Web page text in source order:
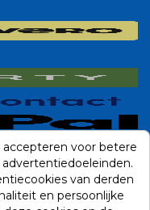
voor betere
van derden
en persoonlijke